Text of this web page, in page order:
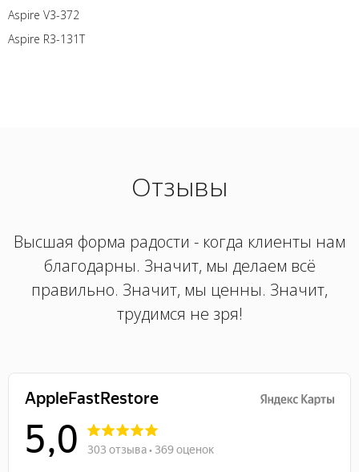
Aspire V3-372
Aspire R3-131T
Отзывы
Высшая форма радости - когда клиенты нам
благодарны. Значит, мы делаем всё
правильно. Значит, мы ценны. Значит,
трудимся не зря!